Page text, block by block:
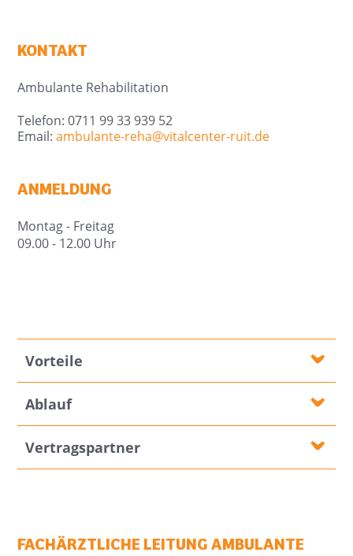
KONTAKT
Ambulante Rehabilitation
Telefon: 0711 99 33 939 52
Email:ambulante-reha@vitalcenter-ruit.de
ANMELDUNG
Montag - Freitag
09.00 - 12.00 Uhr
Vorteile
Ablauf
Vertragspartner
FACHÄRZTLICHE LEITUNG AMBULANTE